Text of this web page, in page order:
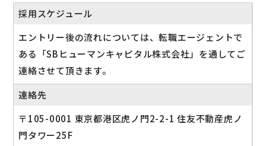
採用スケジュール
エントリー後の流れについては、転職エージェントで
ある「SBヒューマンキャピタル株式会社」を通してご
連絡させて頂きます。
連絡先
〒105-0001 東京都港区虎ノ門2-2-1 住友不動産虎ノ
門タワー25F